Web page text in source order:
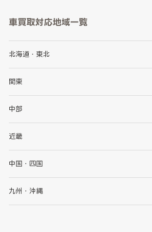
車買取対応地域一覧
北海道・東北
北海道
岩手県
秋田県
関東
茨城県
群馬県
千葉県
中部
新潟県
石川県
山梨県
近畿
大阪府
京都府
中国・四国
鳥取県
九州・沖縄